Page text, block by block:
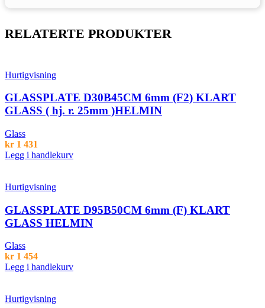
RELATERTE PRODUKTER
Hurtigvisning
GLASSPLATE D30B45CM 6mm (F2) KLART
GLASS ( hj. r. 25mm )HELMIN
Glass
kr 1 431
Legg i handlekurv
Hurtigvisning
GLASSPLATE D95B50CM 6mm (F) KLART
GLASS HELMIN
Glass
kr 1 454
Legg i handlekurv
Hurtigvisning